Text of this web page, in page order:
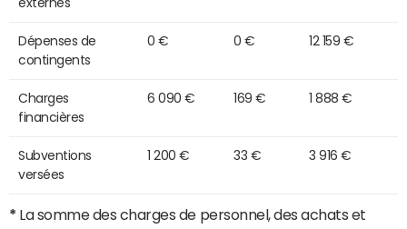
externes
Dépenses de
contingents
0 € 0 € 12 159 €
Charges
financières
6 090 € 169 € 1 888 €
Subventions
versées
1 200 € 33 € 3 916 €
* La somme des charges de personnel, des achats et